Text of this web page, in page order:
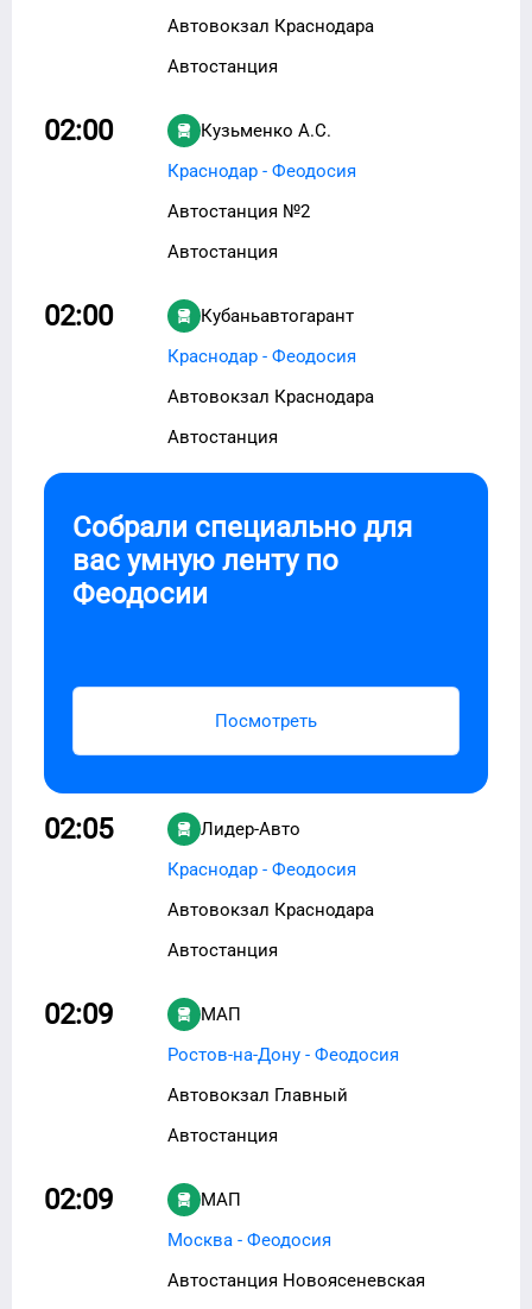
Автовокзал Краснодара
Автостанция
02:00
Кузьменко А.С.
Краснодар - Феодосия
Автостанция №2
Автостанция
02:00
Кубаньавтогарант
Краснодар - Феодосия
Автовокзал Краснодара
Автостанция
Собрали специально для
вас умную ленту по
Феодосии
Посмотреть
02:05
Лидер-Авто
Краснодар - Феодосия
Автовокзал Краснодара
Автостанция
02:09
МАП
Ростов-на-Дону - Феодосия
Автовокзал Главный
Автостанция
02:09
МАП
Москва - Феодосия
Автостанция Новоясеневская